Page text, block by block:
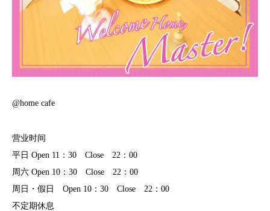
@home cafe
营业时间
平日 Open 11：30 Close 22：00
周六 Open 10：30 Close 22：00
周日・假日 Open 10：30 Close 22：00
不定期休息